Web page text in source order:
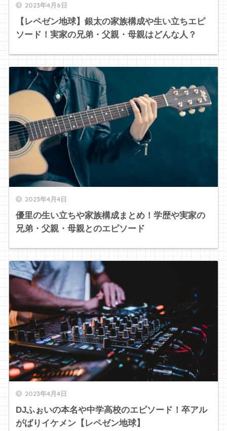
2023年4月6日
【レペゼン地球】銀太の家族構成や生い立ちエピ
ソード！実家の兄弟・父親・母親はどんな人？
2023年4月4日
優里の生い立ちや家族構成まとめ！学歴や実家の
兄弟・父親・母親とのエピソード
2023年4月4日
DJふぉいの本名や中学高校のエピソード！卒アル
がばりイケメン【レペゼン地球】